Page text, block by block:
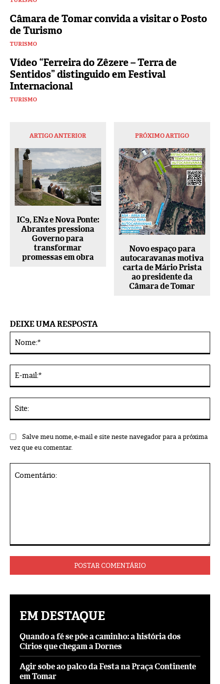
Câmara de Tomar convida a visitar o Posto
de Turismo
TURISMO
Vídeo “Ferreira do Zêzere – Terra de
Sentidos” distinguido em Festival
Internacional
TURISMO
ARTIGO ANTERIOR
IC9, EN2 e Nova Ponte:
Abrantes pressiona
Governo para
transformar
promessas em obra
PRÓXIMO ARTIGO
Novo espaço para
autocaravanas motiva
carta de Mário Prista
ao presidente da
Câmara de Tomar
DEIXE UMA RESPOSTA
Salve meu nome, e-mail e site neste navegador para a próxima
vez que eu comentar.
EM DESTAQUE
Quando a fé se põe a caminho: a história dos
Círios que chegam a Dornes
Agir sobe ao palco da Festa na Praça Continente
em Tomar